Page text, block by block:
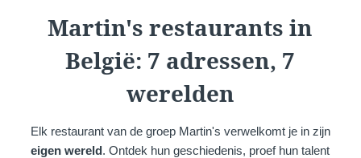
Martin's restaurants in
België: 7 adressen, 7
werelden
Elk restaurant van de groep Martin's verwelkomt je in zijn
eigen wereld. Ontdek hun geschiedenis, proef hun talent
Lac
Genval, 5*
Genval, 4*